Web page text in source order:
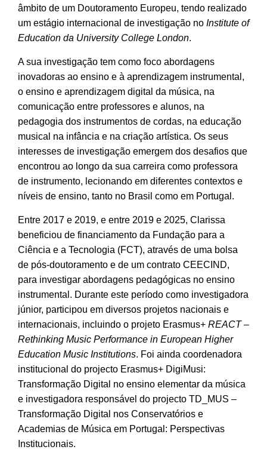
âmbito de um Doutoramento Europeu, tendo realizado
um estágio internacional de investigação no Institute of
Education da University College London.
A sua investigação tem como foco abordagens
inovadoras ao ensino e à aprendizagem instrumental,
o ensino e aprendizagem digital da música, na
comunicação entre professores e alunos, na
pedagogia dos instrumentos de cordas, na educação
musical na infância e na criação artística. Os seus
interesses de investigação emergem dos desafios que
encontrou ao longo da sua carreira como professora
de instrumento, lecionando em diferentes contextos e
níveis de ensino, tanto no Brasil como em Portugal.
Entre 2017 e 2019, e entre 2019 e 2025, Clarissa
beneficiou de financiamento da Fundação para a
Ciência e a Tecnologia (FCT), através de uma bolsa
de pós-doutoramento e de um contrato CEECIND,
para investigar abordagens pedagógicas no ensino
instrumental. Durante este período como investigadora
júnior, participou em diversos projetos nacionais e
internacionais, incluindo o projeto Erasmus+ REACT –
Rethinking Music Performance in European Higher
Education Music Institutions. Foi ainda coordenadora
institucional do projecto Erasmus+ DigiMusi:
Transformação Digital no ensino elementar da música
e investigadora responsável do projecto TD_MUS –
Transformação Digital nos Conservatórios e
Academias de Música em Portugal: Perspectivas
Institucionais.